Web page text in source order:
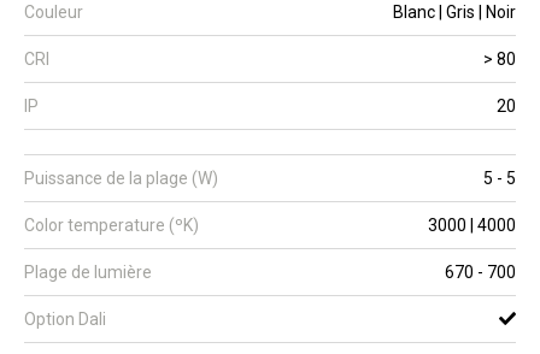
Couleur Blanc | Gris | Noir
CRI > 80
IP 20
Puissance de la plage (W) 5 - 5
Color temperature (ºK) 3000 | 4000
Plage de lumière 670 - 700
Option Dali